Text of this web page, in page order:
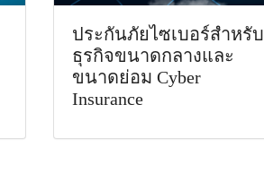
ประกันภัยไซเบอร์สำหรับ
ธุรกิจขนาดกลางและ
ขนาดย่อม Cyber
Insurance